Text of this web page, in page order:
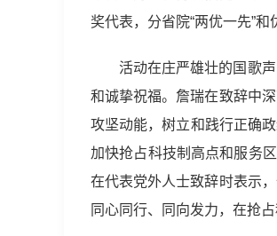
奖代表，分省院“两优一先”
活动在庄严雄壮的国歌
和诚挚祝福。詹瑞在致辞中
攻坚动能，树立和践行正确
加快抢占科技制高点和服务
在代表党外人士致辞时表示
同心同行、同向发力，在抢